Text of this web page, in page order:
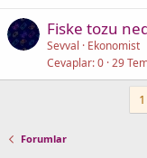
Fiske tozu
Sevval
Ekonomist
Cevaplar 0 29
Forumlar